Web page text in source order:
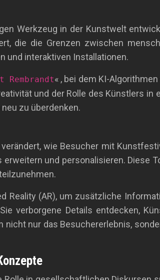
Werkzeug in der Kunstwelt
die die Grenzen zwischen
und interaktiven Installationen.
Rembrandt« , bei dem KI-
und der Rolle des Künstlers
zu überdenken.
wie Besucher mit
und personalisieren. Diese
Reality (AR), um zusätzliche
verborgene Details entdecken,
nicht nur das Besuchererlebnis,